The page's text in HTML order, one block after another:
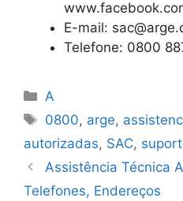
E-mail:
Telefone: 0800
Categorias
A
Tags
0800, arge,
autorizadas, SAC,
Assistência Técnica
Telefones, Endereços